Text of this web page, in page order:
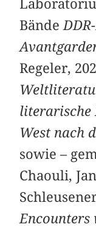
Bände
Regeler,
literarische
West nach
sowie –
Chaouli,